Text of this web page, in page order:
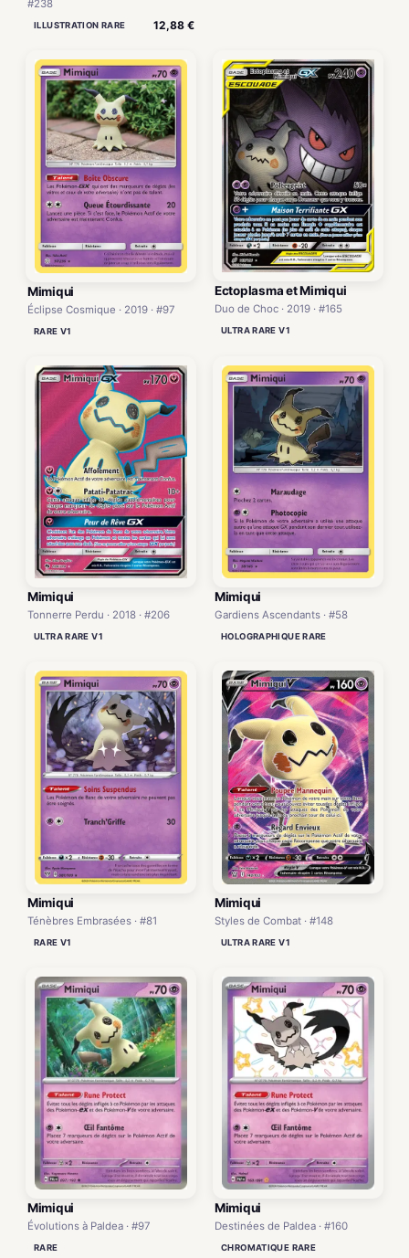
#238
ILLUSTRATION RARE 12,88 €
Mimiqui
Éclipse Cosmique · 2019 · #97
RARE V1
Ectoplasma et Mimiqui
Duo de Choc · 2019 · #165
ULTRA RARE V1
Mimiqui
Tonnerre Perdu · 2018 · #206
ULTRA RARE V1
Mimiqui
Gardiens Ascendants · #58
HOLOGRAPHIQUE RARE
Mimiqui
Ténèbres Embrasées · #81
RARE V1
Mimiqui
Styles de Combat · #148
ULTRA RARE V1
Mimiqui
Évolutions à Paldea · #97
RARE
Mimiqui
Destinées de Paldea · #160
CHROMATIQUE RARE